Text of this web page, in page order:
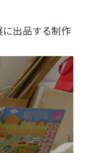
出品する制作